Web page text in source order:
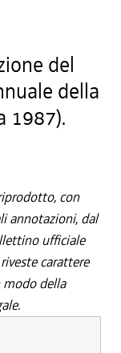
del
della
1987).
con
annotazioni, dal
ufficiale
carattere
della